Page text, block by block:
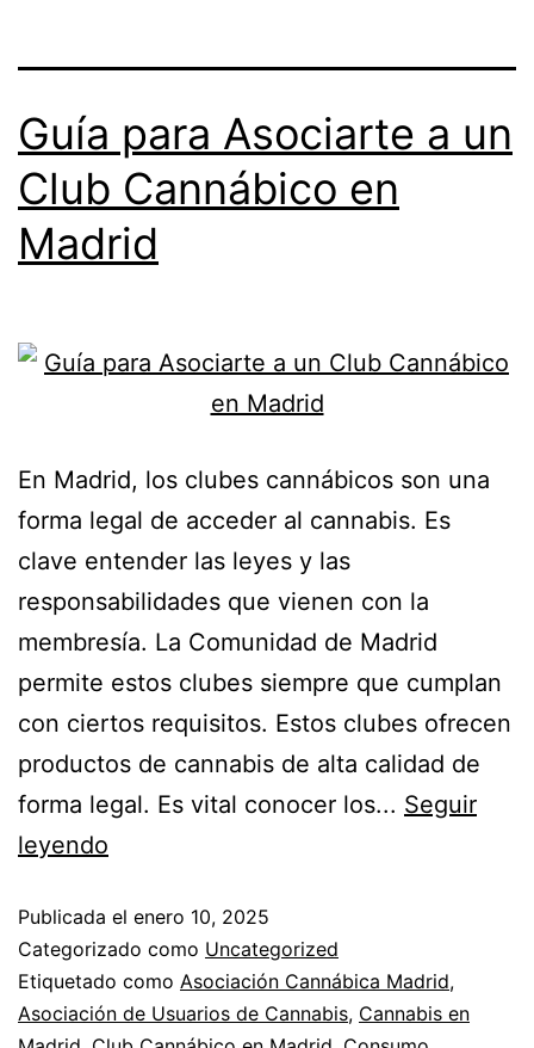
Guía para Asociarte a un
Club Cannábico en
Madrid
En Madrid, los clubes cannábicos son una
forma legal de acceder al cannabis. Es
clave entender las leyes y las
responsabilidades que vienen con la
membresía. La Comunidad de Madrid
permite estos clubes siempre que cumplan
con ciertos requisitos. Estos clubes ofrecen
productos de cannabis de alta calidad de
forma legal. Es vital conocer los... Seguir
leyendo
Asociarte
a
un
Publicada el enero 10, 2025
Categorizado como Uncategorized
Etiquetado como Asociación Cannábica Madrid,
Asociación de Usuarios de Cannabis, Cannabis en